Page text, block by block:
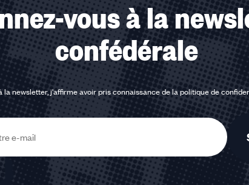
vous à la
confédérale
la newsletter, j'affirme avoir pris connaissance de lapolitique de